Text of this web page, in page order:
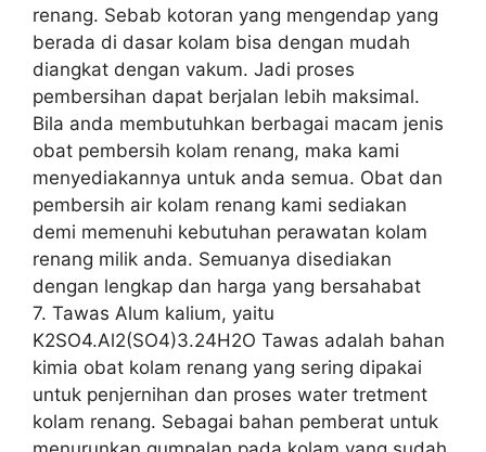
renang. Sebab kotoran yang mengendap yang
berada di dasar kolam bisa dengan mudah
diangkat dengan vakum. Jadi proses
pembersihan dapat berjalan lebih maksimal.
Bila anda membutuhkan berbagai macam jenis
obat pembersih kolam renang, maka kami
menyediakannya untuk anda semua. Obat dan
pembersih air kolam renang kami sediakan
demi memenuhi kebutuhan perawatan kolam
renang milik anda. Semuanya disediakan
dengan lengkap dan harga yang bersahabat
7. Tawas Alum kalium, yaitu
K2SO4.Al2(SO4)3.24H2O Tawas adalah bahan
kimia obat kolam renang yang sering dipakai
untuk penjernihan dan proses water tretment
kolam renang. Sebagai bahan pemberat untuk